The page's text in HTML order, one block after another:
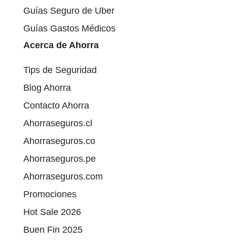
Guías Seguro de Uber
Guías Gastos Médicos
Acerca de Ahorra
Tips de Seguridad
Blog Ahorra
Contacto Ahorra
Ahorraseguros.cl
Ahorraseguros.co
Ahorraseguros.pe
Ahorraseguros.com
Promociones
Hot Sale 2026
Buen Fin 2025